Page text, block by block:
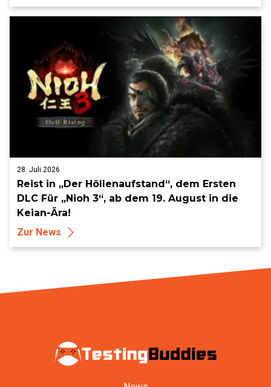
28. Juli 2026
Reist in „Der Höllenaufstand“, dem Ersten
DLC Für „Nioh 3“, ab dem 19. August in die
Keian-Ära!
Zur News